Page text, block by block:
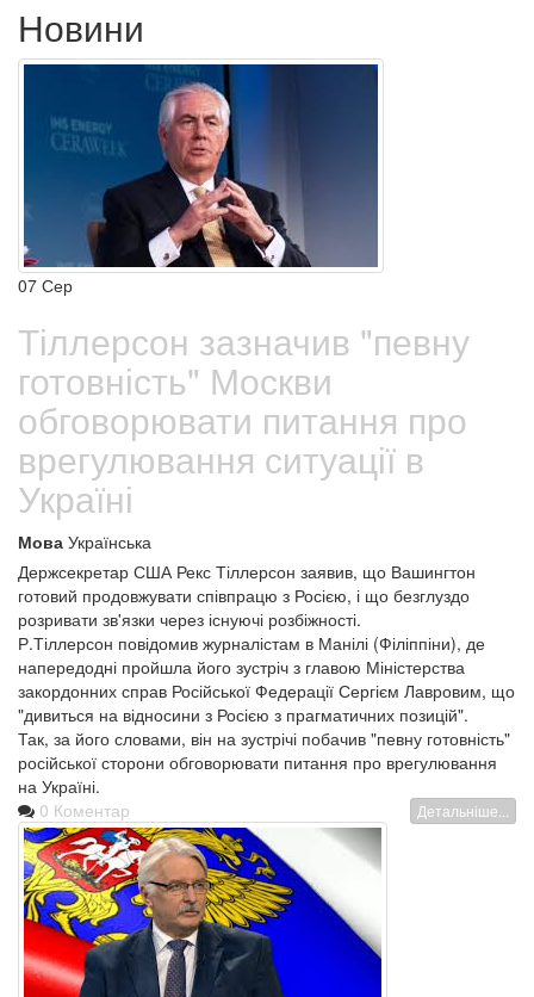
Новини
07 Сер
Тіллерсон зазначив "певну
готовність" Москви
обговорювати питання про
врегулювання ситуації в
Україні
Мова Українська
Держсекретар США Рекс Тіллерсон заявив, що Вашингтон
готовий продовжувати співпрацю з Росією, і що безглуздо
розривати зв'язки через існуючі розбіжності.
Р.Тіллерсон повідомив журналістам в Манілі (Філіппіни), де
напередодні пройшла його зустріч з главою Міністерства
закордонних справ Російської Федерації Сергієм Лавровим, що
"дивиться на відносини з Росією з прагматичних позицій".
Так, за його словами, він на зустрічі побачив "певну готовність"
російської сторони обговорювати питання про врегулювання
на Україні.
0 Коментар
Детальніше...